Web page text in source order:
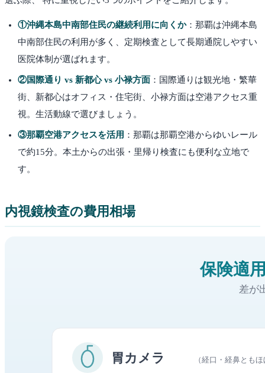
①沖縄本島中南部住民の継続利用に向くか：那覇は沖縄本島
中南部住民の利用が多く、定期検査として長期通院しやすい
医院体制が選ばれます。
②国際通り vs 新都心 vs 小禄方面 ： 国際通りは観光地・繁華
街、新都心はオフィス・住宅街、小禄方面は空港アクセス重
視。生活動線で選びましょう。
③那覇空港アクセスを活用 ：那覇は那覇空港からゆいレール
で約15分。本土からの出張・里帰り検査にも便利な立地で
す。
内視鏡検査の費用相場